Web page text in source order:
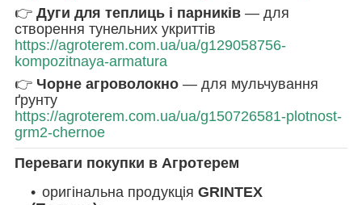
👉 Дуги для теплиць і парників — для
створення тунельних укриттів
https://agroterem.com.ua/ua/g129058756-
kompozitnaya-armatura
👉 Чорне агроволокно — для мульчування
ґрунту
https://agroterem.com.ua/ua/g150726581-plotnost-
grm2-chernoe
Переваги покупки в Агротерем
оригінальна продукція GRINTEX